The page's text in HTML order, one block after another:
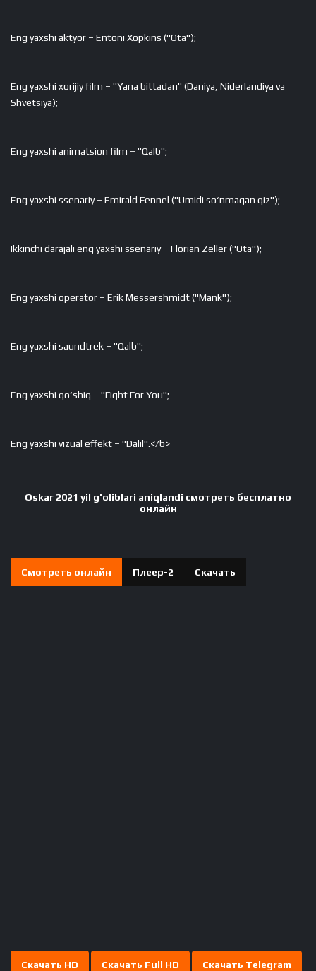
Eng yaxshi aktyor – Entoni Xopkins ("Ota");
Eng yaxshi xorijiy film – "Yana bittadan" (Daniya, Niderlandiya va
Shvetsiya);
Eng yaxshi animatsion film – "Qalb";
Eng yaxshi ssenariy – Emirald Fennel ("Umidi so‘nmagan qiz");
Ikkinchi darajali eng yaxshi ssenariy – Florian Zeller ("Ota");
Eng yaxshi operator – Erik Messershmidt ("Mank");
Eng yaxshi saundtrek – "Qalb";
Eng yaxshi qo‘shiq – "Fight For You";
Eng yaxshi vizual effekt – "Dalil".</b>
Oskar 2021 yil g'oliblari aniqlandi смотреть бесплатно
онлайн
Смотреть онлайн Плеер-2 Скачать
Скачать HD Скачать Full HD Скачать Telegram